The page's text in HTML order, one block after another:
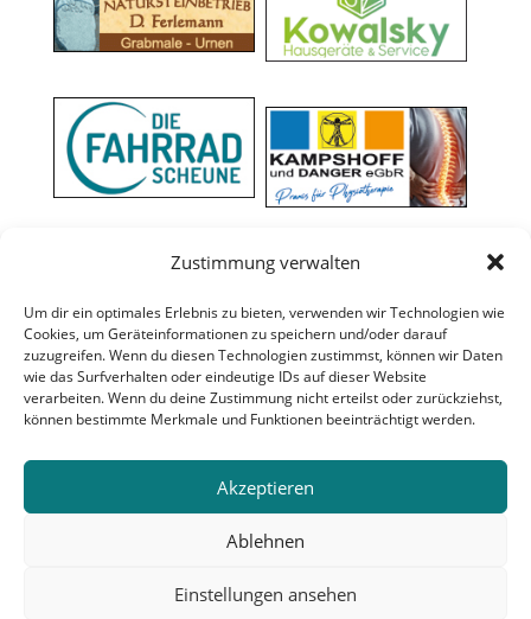
Zustimmung verwalten
Um dir ein optimales Erlebnis zu bieten, verwenden wir Technologien wie
Cookies, um Geräteinformationen zu speichern und/oder darauf
zuzugreifen. Wenn du diesen Technologien zustimmst, können wir Daten
wie das Surfverhalten oder eindeutige IDs auf dieser Website
verarbeiten. Wenn du deine Zustimmung nicht erteilst oder zurückziehst,
können bestimmte Merkmale und Funktionen beeinträchtigt werden.
Akzeptieren
Ablehnen
Einstellungen ansehen